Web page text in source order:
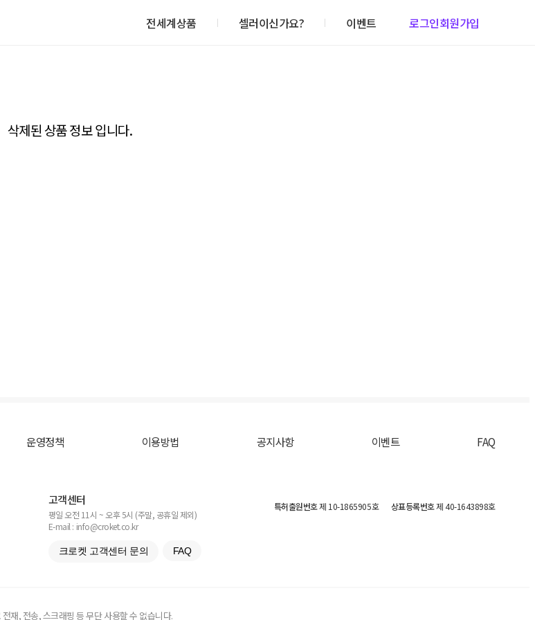
전세계상품 셀러이신가요? 이벤트 로그인회원가입
삭제된 상품 정보 입니다.
운영정책 이용방법 공지사항 이벤트 FAQ
고객센터
평일 오전 11시 ~ 오후 5시 (주말, 공휴일 제외)
E-mail : info@croket.co.kr
크로켓 고객센터 문의 FAQ
특허출원번호제 10-1865905호 상표등록번호제 40-1643898호
재, 전송, 스크래핑 등 무단 사용할 수 없습니다.